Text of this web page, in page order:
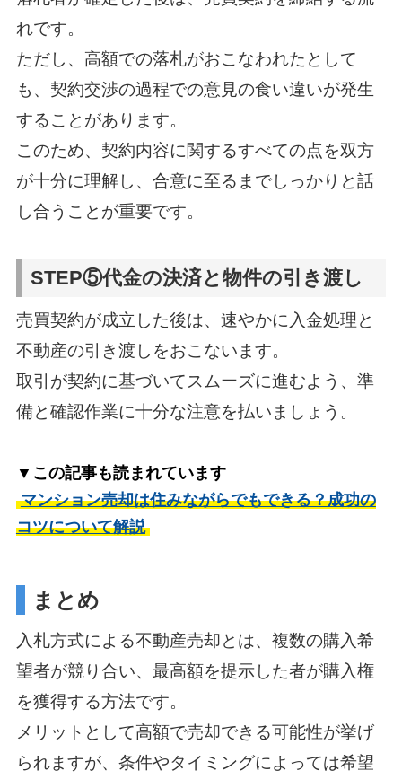
れです。
ただし、高額での落札がおこなわれたとして
も、契約交渉の過程での意見の食い違いが発生
することがあります。
このため、契約内容に関するすべての点を双方
が十分に理解し、合意に至るまでしっかりと話
し合うことが重要です。
STEP⑤代金の決済と物件の引き渡し
売買契約が成立した後は、速やかに入金処理と
不動産の引き渡しをおこないます。
取引が契約に基づいてスムーズに進むよう、準
備と確認作業に十分な注意を払いましょう。
▼この記事も読まれています
マンション売却は住みながらでもできる？成功の
コツについて解説
まとめ
入札方式による不動産売却とは、複数の購入希
望者が競り合い、最高額を提示した者が購入権
を獲得する方法です。
メリットとして高額で売却できる可能性が挙げ
られますが、条件やタイミングによっては希望